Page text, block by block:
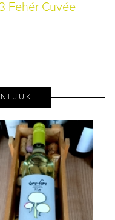
Fehér Cuvée